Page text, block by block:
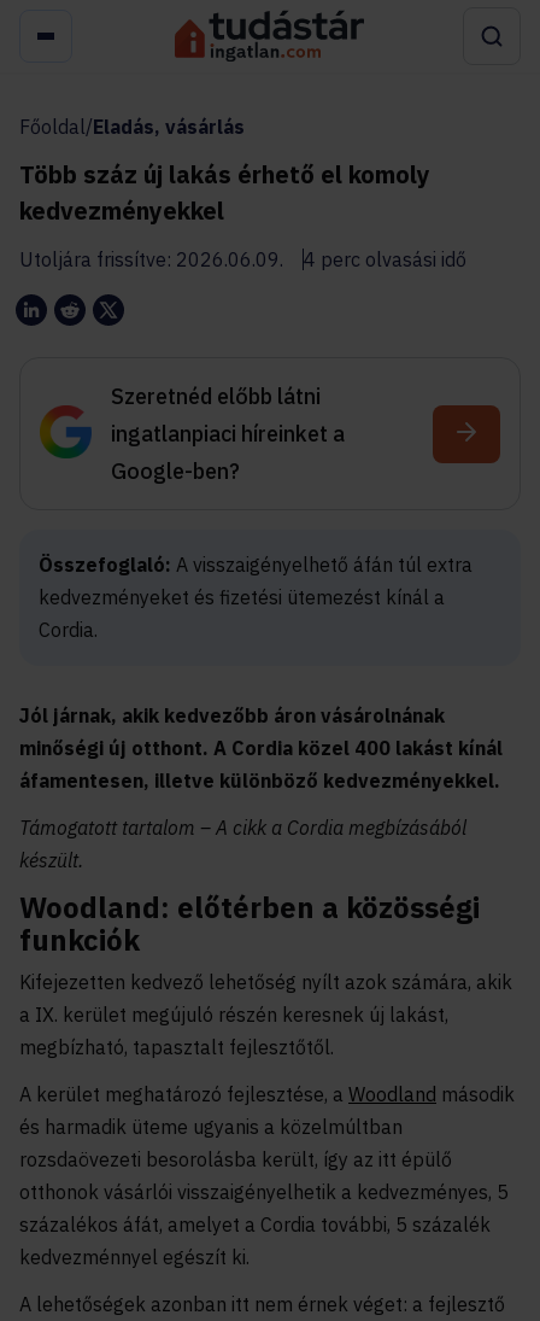
Főoldal/Eladás, vásárlás
Több száz új lakás érhető el komoly
kedvezményekkel
Utoljára frissítve: 2026.06.09. 4 perc olvasási idő
Szeretnéd előbb látni
ingatlanpiaci híreinket a
Google-ben?
Összefoglaló: A visszaigényelhető áfán túl extra
kedvezményeket és fizetési ütemezést kínál a
Cordia.
Jól járnak, akik kedvezőbb áron vásárolnának
minőségi új otthont. A Cordia közel 400 lakást kínál
áfamentesen, illetve különböző kedvezményekkel.
Támogatott tartalom – A cikk a Cordia megbízásából
készült.
Woodland: előtérben a közösségi
funkciók
Kifejezetten kedvező lehetőség nyílt azok számára, akik
a IX. kerület megújuló részén keresnek új lakást,
megbízható, tapasztalt fejlesztőtől.
A kerület meghatározó fejlesztése, a Woodland második
és harmadik üteme ugyanis a közelmúltban
rozsdaövezeti besorolásba került, így az itt épülő
otthonok vásárlói visszaigényelhetik a kedvezményes, 5
százalékos áfát, amelyet a Cordia további, 5 százalék
kedvezménnyel egészít ki.
A lehetőségek azonban itt nem érnek véget: a fejlesztő